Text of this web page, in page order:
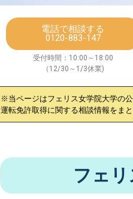
電話で相談する
0120-883-147
受付時間：10:00～18:00
（12/30～1/3休業)
※当ページはフェリス女学院大学の
運転免許取得に関する相談情報をま
フェ